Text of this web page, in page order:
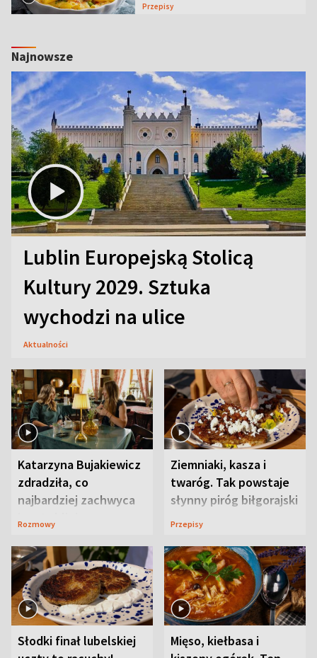
Przepisy
Najnowsze
Lublin Europejską Stolicą
Kultury 2029. Sztuka
wychodzi na ulice
Aktualności
Katarzyna Bujakiewicz
zdradziła, co
najbardziej zachwyca
ją w Lublinie
Rozmowy
Ziemniaki, kasza i
twaróg. Tak powstaje
słynny piróg biłgorajski
Przepisy
Słodki finał lubelskiej
Mięso, kiełbasa i